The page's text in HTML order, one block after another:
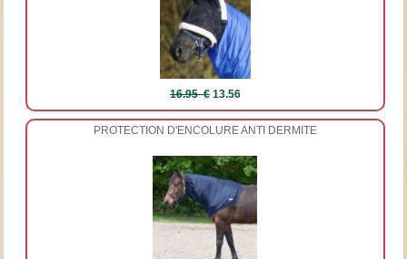
16.95 €13.56
PROTECTION D'ENCOLURE ANTI DERMITE